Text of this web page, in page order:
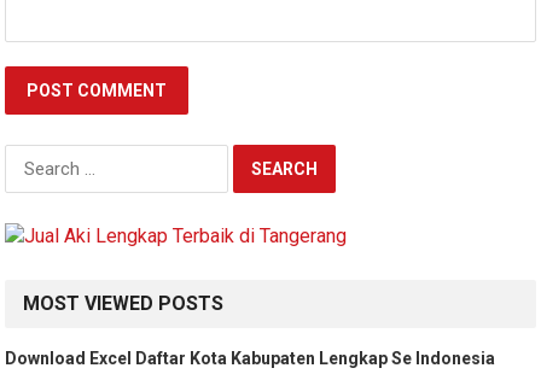
Search
for:
MOST VIEWED POSTS
Download Excel Daftar Kota Kabupaten Lengkap Se Indonesia